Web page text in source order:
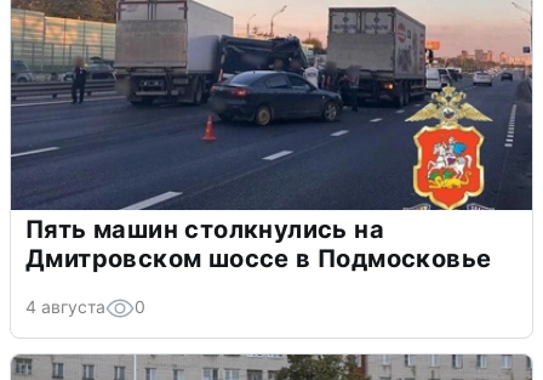
Пять машин столкнулись на
Дмитровском шоссе в Подмосковье
4 августа 0